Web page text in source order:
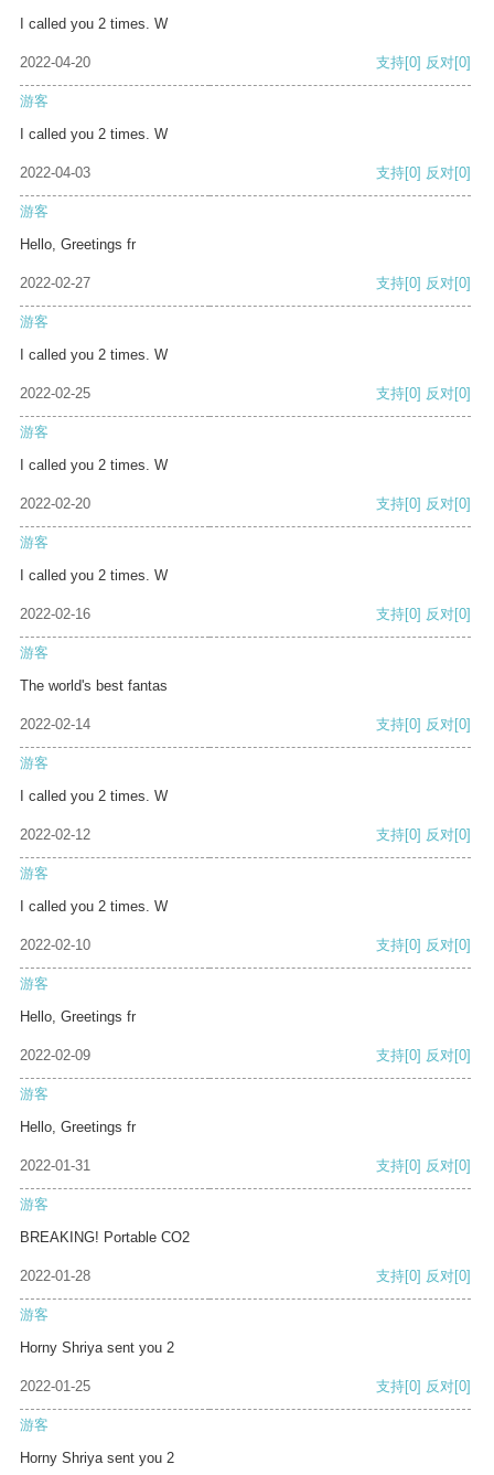
I called you 2 times. W
2022-04-20 支持[0] 反对[0]
游客
I called you 2 times. W
2022-04-03 支持[0] 反对[0]
游客
Hello, Greetings fr
2022-02-27 支持[0] 反对[0]
游客
I called you 2 times. W
2022-02-25 支持[0] 反对[0]
游客
I called you 2 times. W
2022-02-20 支持[0] 反对[0]
游客
I called you 2 times. W
2022-02-16 支持[0] 反对[0]
游客
The world's best fantas
2022-02-14 支持[0] 反对[0]
游客
I called you 2 times. W
2022-02-12 支持[0] 反对[0]
游客
I called you 2 times. W
2022-02-10 支持[0] 反对[0]
游客
Hello, Greetings fr
2022-02-09 支持[0] 反对[0]
游客
Hello, Greetings fr
2022-01-31 支持[0] 反对[0]
游客
BREAKING! Portable CO2
2022-01-28 支持[0] 反对[0]
游客
Horny Shriya sent you 2
2022-01-25 支持[0] 反对[0]
游客
Horny Shriya sent you 2